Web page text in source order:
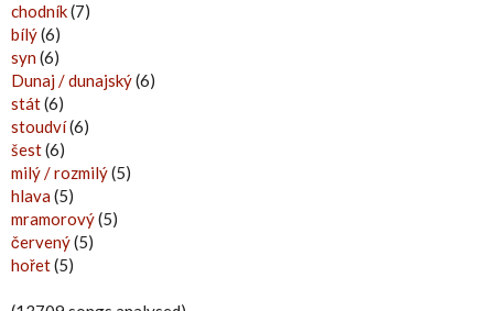
chodník(7)
bílý(6)
syn(6)
Dunaj / dunajský(6)
stát(6)
stoudví(6)
šest(6)
milý / rozmilý(5)
hlava(5)
mramorový(5)
červený(5)
hořet(5)